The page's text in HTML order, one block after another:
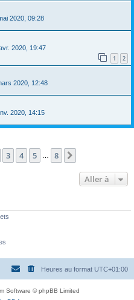
2020, 09:28
2020, 19:47
1 2
2020, 12:48
2020, 14:15
8
3 4 5 8
Aller à
Heures au format UTC+01:00
Software © phpBB Limited